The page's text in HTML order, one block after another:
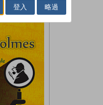
登入 略過